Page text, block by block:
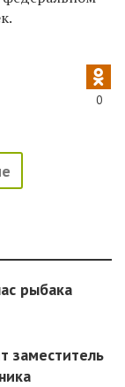
0
рыбака
заместитель